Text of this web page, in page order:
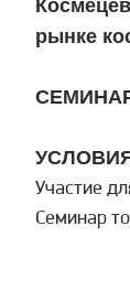
рынке
Участие
Семинар